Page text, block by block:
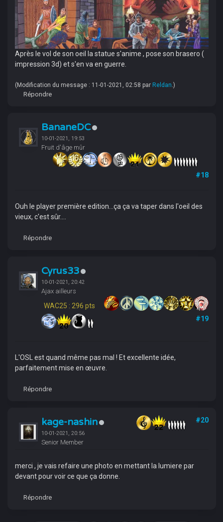
Après le vol de son oeil la statue s'anime , pose son brasero (
impression 3d) et s'en va en guerre.
(Modification du message : 11-01-2021, 02:58 par Reldan.)
Répondre
BananeDC
10-01-2021, 19:53
Fruit d'âge mûr
#18
Ouh le player première edition...ça ça va taper dans l'oeil des
vieux, c'est sûr....
Répondre
Cyrus33
10-01-2021, 20:42
Ajax ailleurs
WAC25 : 296 pts
#19
L'OSL est quand même pas mal ! Et excellente idée,
parfaitement mise en œuvre.
Répondre
kage-nashin
10-01-2021, 20:56
Senior Member
#20
merci , je vais refaire une photo en mettant la lumiere par
devant pour voir ce que ça donne.
Répondre